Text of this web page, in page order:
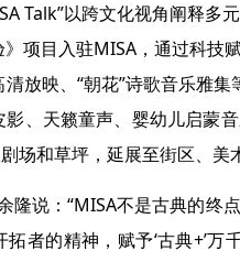
Talk”以跨文化视角阐释多
项目入驻MISA，通过科技
放映、“朝花”诗歌音乐雅
影、天籁童声、婴幼儿启蒙
场和草坪，延展至街区、美
说：“MISA不是古典的终
者的精神，赋予‘古典+’